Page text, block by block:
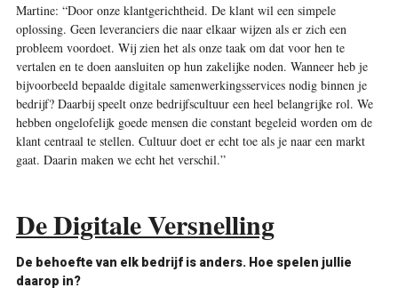
Martine: “Door onze klantgerichtheid. De klant wil een simpele
oplossing. Geen leveranciers die naar elkaar wijzen als er zich een
probleem voordoet. Wij zien het als onze taak om dat voor hen te
vertalen en te doen aansluiten op hun zakelijke noden. Wanneer heb je
bijvoorbeeld bepaalde digitale samenwerkingsservices nodig binnen je
bedrijf? Daarbij speelt onze bedrijfscultuur een heel belangrijke rol. We
hebben ongelofelijk goede mensen die constant begeleid worden om de
klant centraal te stellen. Cultuur doet er echt toe als je naar een markt
gaat. Daarin maken we echt het verschil.”
De Digitale Versnelling
De behoefte van elk bedrijf is anders. Hoe spelen jullie
daarop in?